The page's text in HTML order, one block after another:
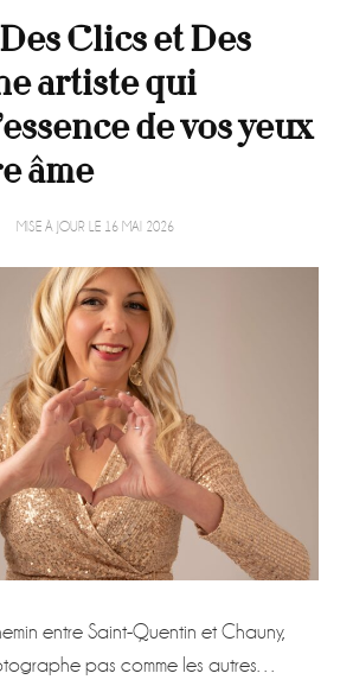
Clics et Des
artiste qui
de vos yeux
âme
MISE À JOUR LE 16 MAI 2026
entre Saint-Quentin et Chauny,
pas comme les autres…